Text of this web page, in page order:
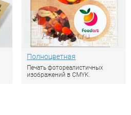
Полноцветная
Печать фотореалистичных
изображений в CMYK.